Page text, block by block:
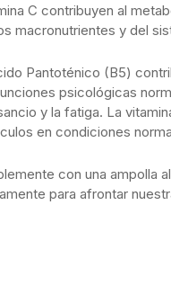
C contribuyen al
macronutrientes y del
Pantoténico (B5)
psicológicas
y la fatiga. La
en condiciones
con una ampolla
para afrontar